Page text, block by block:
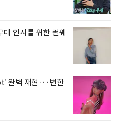
대 인사를 위한 런웨
완벽 재현···변한